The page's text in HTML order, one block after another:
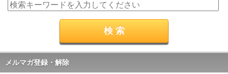
メルマガ登録・解除